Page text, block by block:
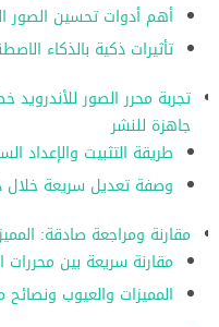
أهم أدوات تحسين
تأثيرات ذكية بالذكاء
تجربة محرر الصور
جاهزة للنشر
طريقة التثبيت والإعداد
وصفة تعديل سريعة خلال
مقارنة ومراجعة صادقة:
مقارنة سريعة بين
المميزات والعيوب